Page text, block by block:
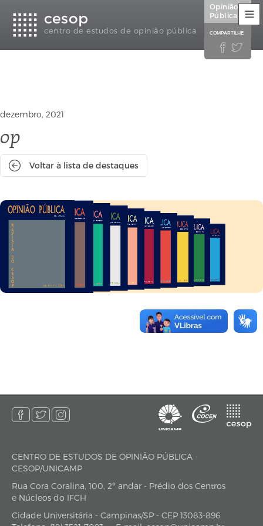
acessibilidade
para
conteúdo
para
rodapé
idioma
(Language
selection)
cesop
centro de estudos de opinião pública
dezembro, 2021
op
Voltar à lista de destaques
Opinião
Pública
COMPARTILHE
 
endereço
CENTRO DE ESTUDOS DE OPINIÃO PÚBLICA -
CESOP/UNICAMP
Rua Cora Coralina, 100, 2º andar - Prédio dos Centros
e Núcleos do IFCH
Cidade Universitária - Campinas/SP - CEP 13083-896